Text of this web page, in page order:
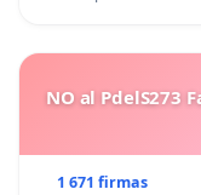
NO al PdelS273
1 671 firmas